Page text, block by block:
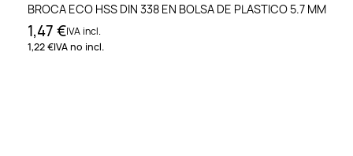
BROCA ECO HSS DIN 338 EN BOLSA DE PLASTICO 5.7 MM
1,47 €IVA incl.
1,22 €IVA no incl.